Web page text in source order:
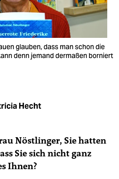
glauben, dass man schon die
denn jemand dermaßen borniert
Hecht
Nöstlinger, Sie hatten
Sie sich nicht ganz
Ihnen?